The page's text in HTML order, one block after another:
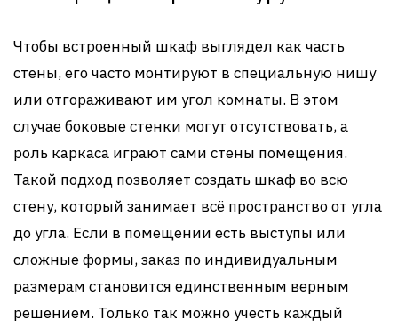
Чтобы встроенный шкаф выглядел как часть
стены, его часто монтируют в специальную нишу
или отгораживают им угол комнаты. В этом
случае боковые стенки могут отсутствовать, а
роль каркаса играют сами стены помещения.
Такой подход позволяет создать шкаф во всю
стену, который занимает всё пространство от угла
до угла. Если в помещении есть выступы или
сложные формы, заказ по индивидуальным
размерам становится единственным верным
решением. Только так можно учесть каждый